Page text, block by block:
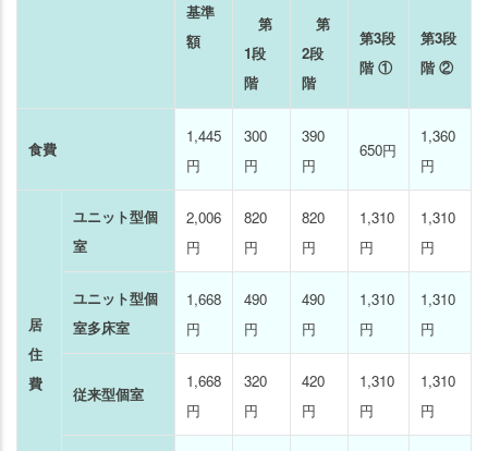
基準
額
第
1段
階
第
2段
階
第3段
階 ①
第3段
階 ②
食費
1,445
円
300
円
390
円
650円
1,360
円
居
住
費
ユニット型個
室
2,006
円
820
円
820
円
1,310
円
1,310
円
ユニット型個
室多床室
1,668
円
490
円
490
円
1,310
円
1,310
円
従来型個室
1,668
円
320
円
420
円
1,310
円
1,310
円